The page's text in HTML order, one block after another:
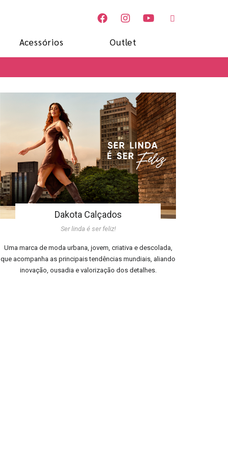
Acessórios Outlet
Dakota Calçados
Ser linda é ser feliz!
Uma marca de moda urbana, jovem, criativa e descolada,
que acompanha as principais tendências mundiais, aliando
inovação, ousadia e valorização dos detalhes.